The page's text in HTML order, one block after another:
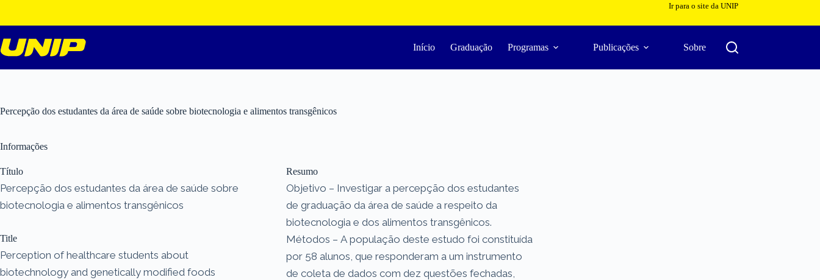
o
conteúdo
Ir para o site da UNIP
Início Graduação Programas Publicações Sobre
Percepção dos estudantes da área de saúde sobre biotecnologia e alimentos transgênicos
Informações
Título
Percepção dos estudantes da área de saúde sobre
biotecnologia e alimentos transgênicos
Title
Perception of healthcare students about
biotechnology and genetically modified foods
Resumo
Objetivo – Investigar a percepção dos estudantes
de graduação da área de saúde a respeito da
biotecnologia e dos alimentos transgênicos.
Métodos – A população deste estudo foi constituída
por 58 alunos, que responderam a um instrumento
de coleta de dados com dez questões fechadas,